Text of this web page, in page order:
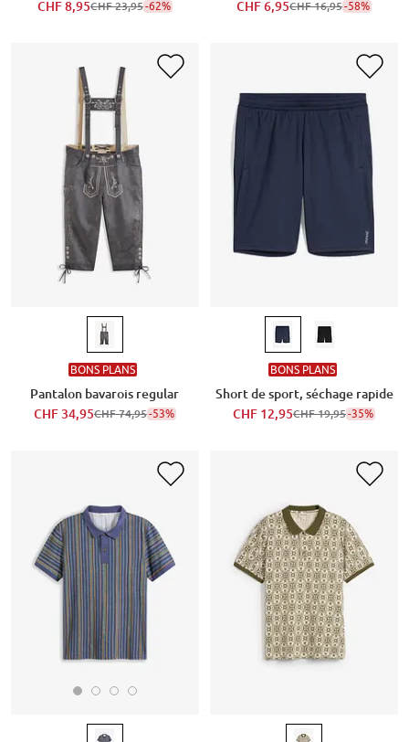
CHF 8,95CHF 23,95-62%
CHF 6,95CHF 16,95-58%
BONS PLANS
Pantalon bavarois regular
CHF 34,95CHF 74,95-53%
BONS PLANS
Short de sport, séchage rapide
CHF 12,95CHF 19,95-35%